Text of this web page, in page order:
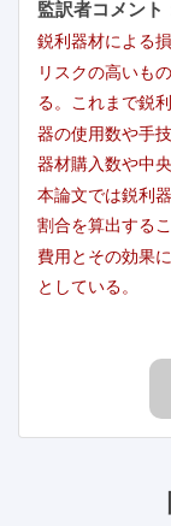
監訳者コメント
鋭利器材による
リスクの高いも
る。これまで鋭
器の使用数や手
器材購入数や中
本論文では鋭利
割合を算出する
費用とその効果
としている。